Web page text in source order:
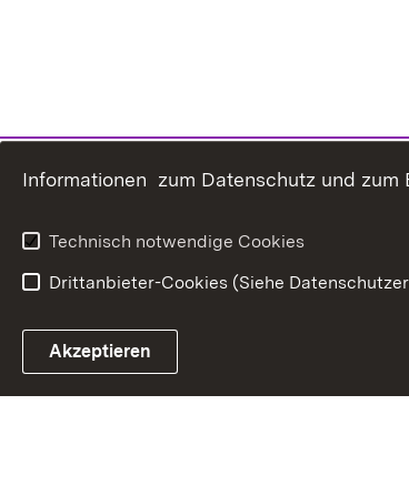
Informationen zum Datenschutz und
Technisch notwendige Cookies
Drittanbieter-Cookies (Siehe
Akzeptieren